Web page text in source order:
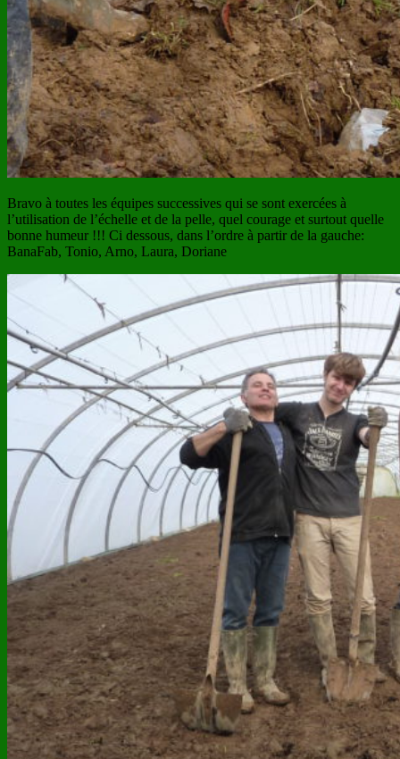
Bravo à toutes les équipes successives qui se sont exercées à
l’utilisation de l’échelle et de la pelle, quel courage et surtout quelle
bonne humeur !!! Ci dessous, dans l’ordre à partir de la gauche:
BanaFab, Tonio, Arno, Laura, Doriane